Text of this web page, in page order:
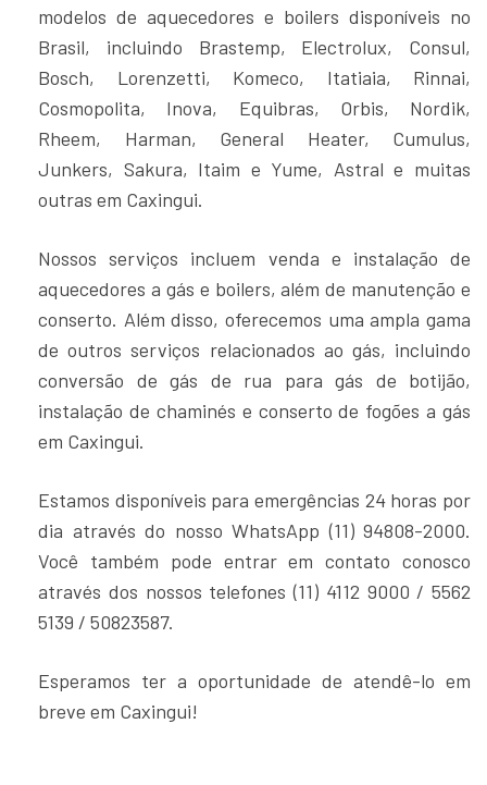
modelos de aquecedores e boilers disponíveis no
Brasil, incluindo Brastemp, Electrolux, Consul,
Bosch, Lorenzetti, Komeco, Itatiaia, Rinnai,
Cosmopolita, Inova, Equibras, Orbis, Nordik,
Rheem, Harman, General Heater, Cumulus,
Junkers, Sakura, Itaim e Yume, Astral e muitas
outras em Caxingui.
Nossos serviços incluem venda e instalação de
aquecedores a gás e boilers, além de manutenção e
conserto. Além disso, oferecemos uma ampla gama
de outros serviços relacionados ao gás, incluindo
conversão de gás de rua para gás de botijão,
instalação de chaminés e conserto de fogões a gás
em Caxingui.
Estamos disponíveis para emergências 24 horas por
dia através do nosso WhatsApp (11) 94808-2000.
Você também pode entrar em contato conosco
através dos nossos telefones (11) 4112 9000 / 5562
5139 / 50823587.
Esperamos ter a oportunidade de atendê-lo em
breve em Caxingui!